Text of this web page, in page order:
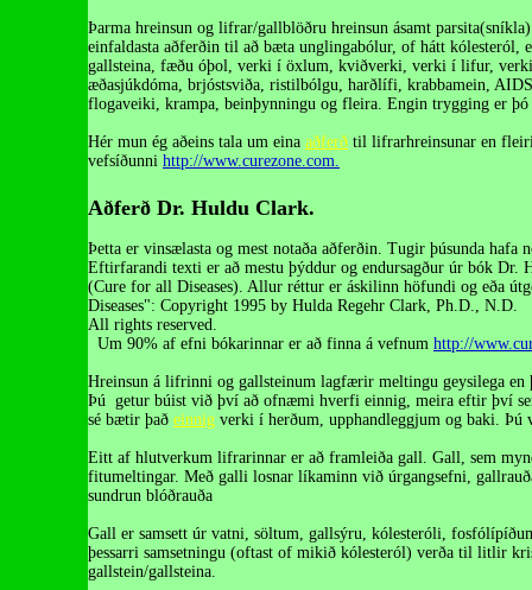
Þarma hreinsun og lifrar/gallblöðru hreinsun ásamt
einfaldasta aðferðin til að bæta unglingabólur, of hátt kólesteról,
gallsteina, fæðu óþol, verki í öxlum, kviðverki, verki í lifur,
æðasjúkdóma, brjóstsviða, ristilbólgu, harðlífi, krabbamein,
flogaveiki, krampa, beinþynningu og fleira. Engin trygging er
Hér mun ég aðeins tala um eina aðferð til lifrarhreinsunar en
vefsíðunni http://www.curezone.com.
Aðferð Dr. Huldu Clark.
Þetta er vinsælasta og mest notaða aðferðin. Tugir þúsunda hafa
Eftirfarandi texti er að mestu þýddur og endursagður úr bók Dr.
(Cure for all Diseases). Allur réttur er áskilinn höfundi og eða
Diseases": Copyright 1995 by Hulda Regehr Clark, Ph.D., N.D.
All rights reserved.
Um 90% af efni bókarinnar er að finna á vefnum http://
Hreinsun á lifrinni og gallsteinum lagfærir meltingu geysilega en
Þú getur búist við því að ofnæmi hverfi einnig, meira eftir því
sé bætir það einnig verki í herðum, upphandleggjum og baki.
Eitt af hlutverkum lifrarinnar er að framleiða gall. Gall, sem
fitumeltingar. Með galli losnar líkaminn við úrgangsefni,
sundrun blóðrauða
Gall er samsett úr vatni, söltum, gallsýru, kólesteróli,
þessarri samsetningu (oftast of mikið kólesteról) verða til litlir
gallstein/gallsteina.